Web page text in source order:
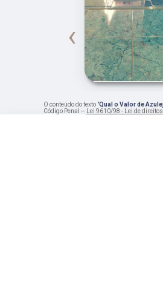
‹
O conteúdo do texto "Qual o Valor de
Código Penal –
Lei 9610/98 - Lei de